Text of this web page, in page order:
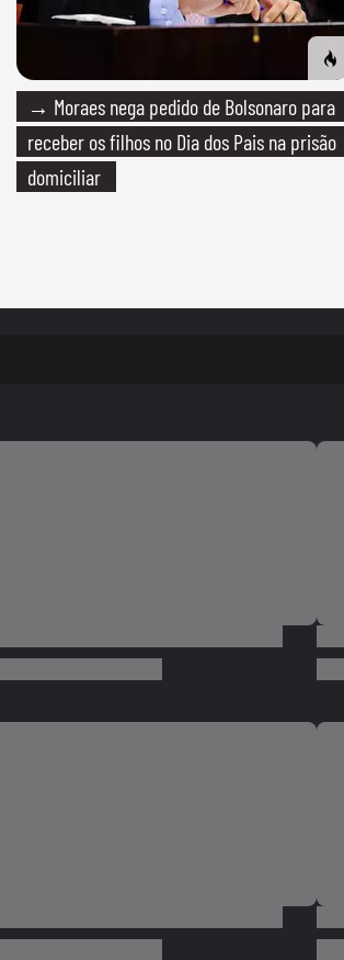
→ Moraes nega pedido de Bolsonaro para
receber os filhos no Dia dos Pais na prisão
domiciliar